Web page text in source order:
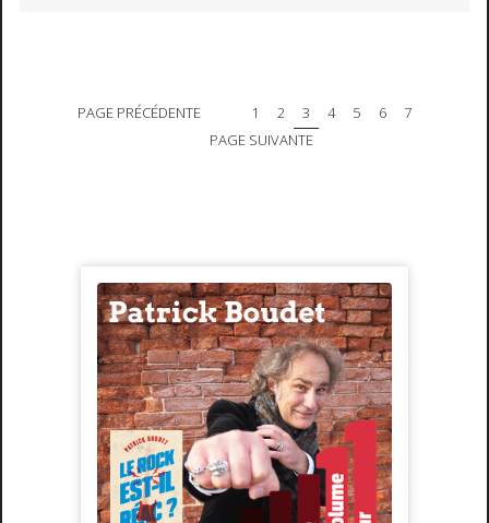
PAGE PRÉCÉDENTE 1 2 3 4 5 6
7
PAGE SUIVANTE